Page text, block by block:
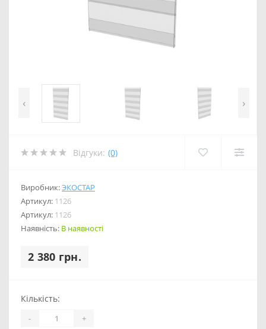
‹ ›
Відгуки: (0)
Виробник:ЭКОСТАР
Артикул: 1126
Артикул: 1126
Наявність: В наявності
2 380 грн.
Кількість:
- +